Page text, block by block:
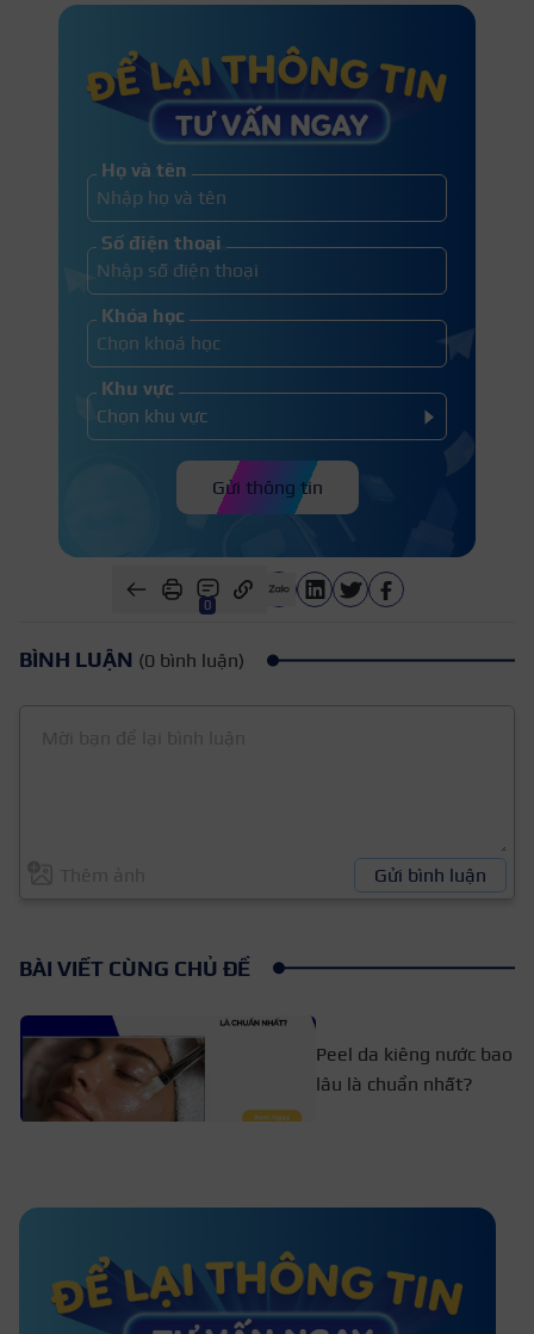
Họ và tên
Số điện thoại
Khóa học
Khu vực
Gửi thông tin
0
BÌNH LUẬN (0 bình luận)
Gửi bình luận
BÀI VIẾT CÙNG CHỦ ĐỀ
Peel da kiêng nước bao
lâu là chuẩn nhất?
Nâng cơ HIFU có hiệu quả không?